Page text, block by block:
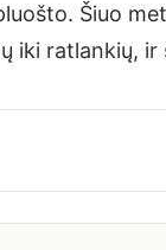
Šiuo
iki ratlankių,